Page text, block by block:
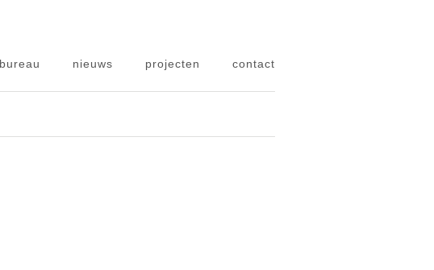
bureau nieuws projecten contact